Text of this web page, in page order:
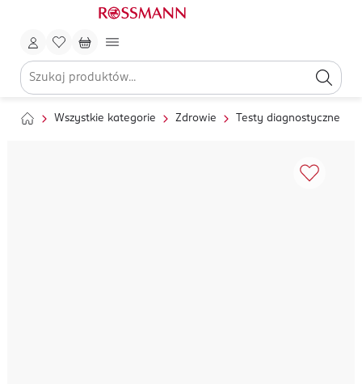
Wszystkie kategorie Zdrowie Testy diagnostyczne